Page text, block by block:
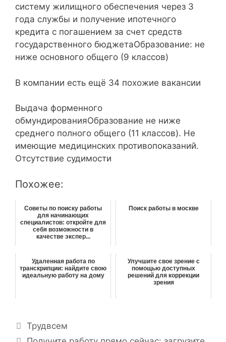
систему жилищного обеспечения через 3
года службы и получение ипотечного
кредита с погашением за счет средств
государственного бюджетаОбразование: не
ниже основного общего (9 классов)
В компании есть ещё 34 похожие вакансии
Выдача форменного
обмундированияОбразование не ниже
среднего полного общего (11 классов). Не
имеющие медицинских противопоказаний.
Отсутствие судимости
Похожее:
Советы по поиску работы
для начинающих
специалистов: откройте для
себя возможности в
качестве экспер...
Поиск работы в москве
Удаленная работа по
транскрипции: найдите свою
идеальную работу на дому
Улучшите свое зрение с
помощью доступных
решений для коррекции
зрения
Р
у
Трудвсем
Н